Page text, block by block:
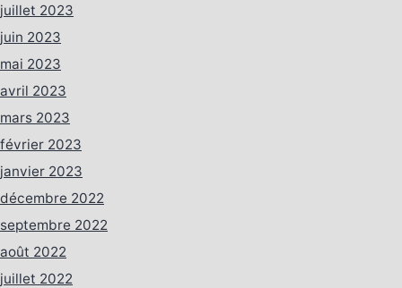
juillet 2023
juin 2023
mai 2023
avril 2023
mars 2023
février 2023
janvier 2023
décembre 2022
septembre 2022
août 2022
juillet 2022